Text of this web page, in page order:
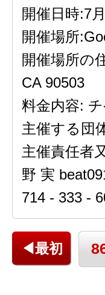
開催日時:7
開催場所
開催場所の
CA 90503
料金内容:
主催する団
主催責任者
野 実
714 - 333 -
◀最初